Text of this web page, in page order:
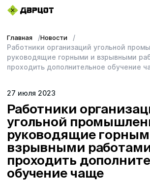
+7 (423) 22–44–333
WhatsApp
sales@dvrcot.ru
Услуги
О компании
Контакты
Главная Новости
Работники организаций угольной
руководящие горными и взрывными
проходить дополнительное обучение
27 июля 2023
Работники
угольной
руководящие
взрывными
проходить
обучение чаще